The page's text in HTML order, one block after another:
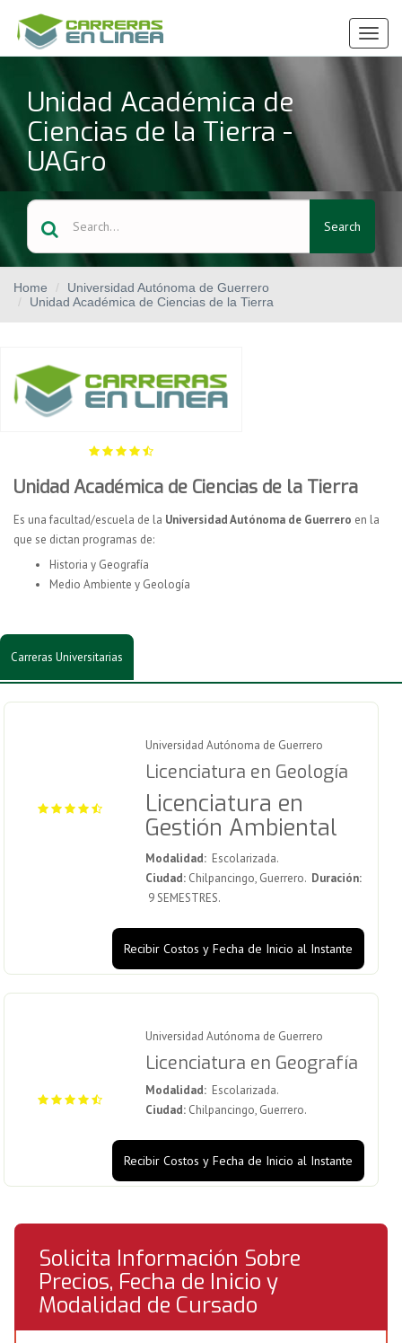
Ver
Menú
Unidad Académica de
Ciencias de la Tierra -
UAGro
Search
Home
Universidad Autónoma de Guerrero
Unidad Académica de Ciencias de la Tierra
Unidad Académica de Ciencias de la Tierra
Es una facultad/escuela de la Universidad Autónoma de Guerrero en la
que se dictan programas de:
Historia y Geografía
Medio Ambiente y Geología
Carreras Universitarias
Universidad Autónoma de Guerrero
Licenciatura en Geología
Licenciatura en
Gestión Ambiental
Modalidad:Escolarizada.
Ciudad:Chilpancingo, Guerrero. Duración:
9 SEMESTRES.
Recibir Costos y Fecha de Inicio al Instante
Universidad Autónoma de Guerrero
Licenciatura en Geografía
Modalidad:Escolarizada.
Ciudad:Chilpancingo, Guerrero.
Recibir Costos y Fecha de Inicio al Instante
Solicita Información Sobre
Precios, Fecha de Inicio y
Modalidad de Cursado